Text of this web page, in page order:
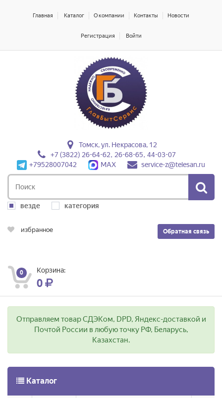
Главная Каталог О компании Контакты Новости
Регистрация Войти
Томск, ул. Некрасова, 12
+7 (3822) 26-64-62, 26-68-65, 44-03-07
+79528007042
MAX service-z@telesan.ru
везде категория
Обратная связь
избранное
0 Корзина:
0
Отправляем товар СДЭКом, DPD, Яндекс-доставкой и
Почтой России в любую точку РФ, Беларусь,
Казахстан.
Каталог